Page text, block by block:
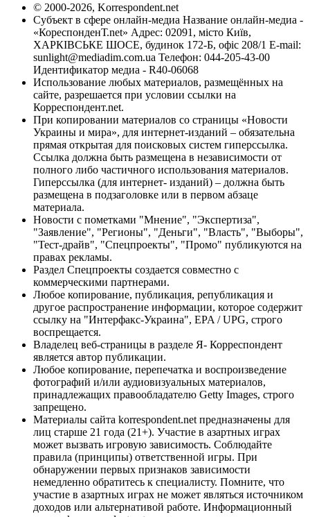
© 2000-2026, Korrespondent.net
Субъект в сфере онлайн-медиа Название онлайн-медиа -
«КореспонденТ.net» Адрес: 02091, місто Київ,
ХАРКІВСЬКЕ ШОСЕ, будинок 172-Б, офіс 208/1 E-mail:
sunlight@mediadim.com.ua Телефон: 044-205-43-00
Идентификатор медиа - R40-06068
Использование любых материалов, размещённых на
сайте, разрешается при условии ссылки на
Корреспондент.net.
При копировании материалов со страницы «Новости
Украины и мира», для интернет-изданий – обязательна
прямая открытая для поисковых систем гиперссылка.
Ссылка должна быть размещена в независимости от
полного либо частичного использования материалов.
Гиперссылка (для интернет- изданий) – должна быть
размещена в подзаголовке или в первом абзаце
материала.
Новости с пометками "Мнение", "Экспертиза",
"Заявление", "Регионы", "Деньги", "Власть", "Выборы",
"Тест-драйв", "Спецпроекты", "Промо" публикуются на
правах рекламы.
Раздел Спецпроекты создается совместно с
коммерческими партнерами.
Любое копирование, публикация, републикация и
другое распространение информации, которое содержит
ссылку на "Интерфакс-Украина", EPA / UPG, строго
воспрещается.
Владелец веб-страницы в разделе Я- Корреспондент
является автор публикации.
Любое копирование, перепечатка и воспроизведение
фотографий и/или аудиовизуальных материалов,
принадлежащих правообладателю Getty Images, строго
запрещено.
Материалы сайта korrespondent.net предназначены для
лиц старше 21 года (21+). Участие в азартных играх
может вызвать игровую зависимость. Соблюдайте
правила (принципы) ответственной игры. При
обнаружении первых признаков зависимости
немедленно обратитесь к специалисту. Помните, что
участие в азартных играх не может являться источником
доходов или альтернативой работе. Информационный